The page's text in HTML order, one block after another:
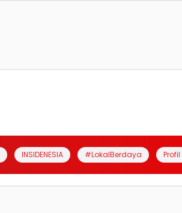
INSIDENESIA #LokalBerdaya